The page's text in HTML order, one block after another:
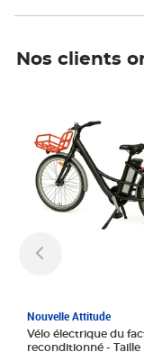
Nos clients
Nouvelle Attitude
Vélo électrique du
reconditionné - Taille normale -